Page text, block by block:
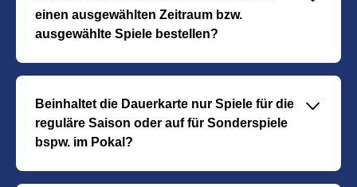
einen ausgewählten Zeitraum bzw.
ausgewählte Spiele bestellen?
Die Dauerkarte kann zu jeder Zeit gebucht werden und
Beinhaltet die Dauerkarte nur Spiele für die
reguläre Saison oder auf für Sonderspiele
bspw. im Pokal?
􀆈
Die Dauerkarte beinhaltet nur die Spiele der regulären